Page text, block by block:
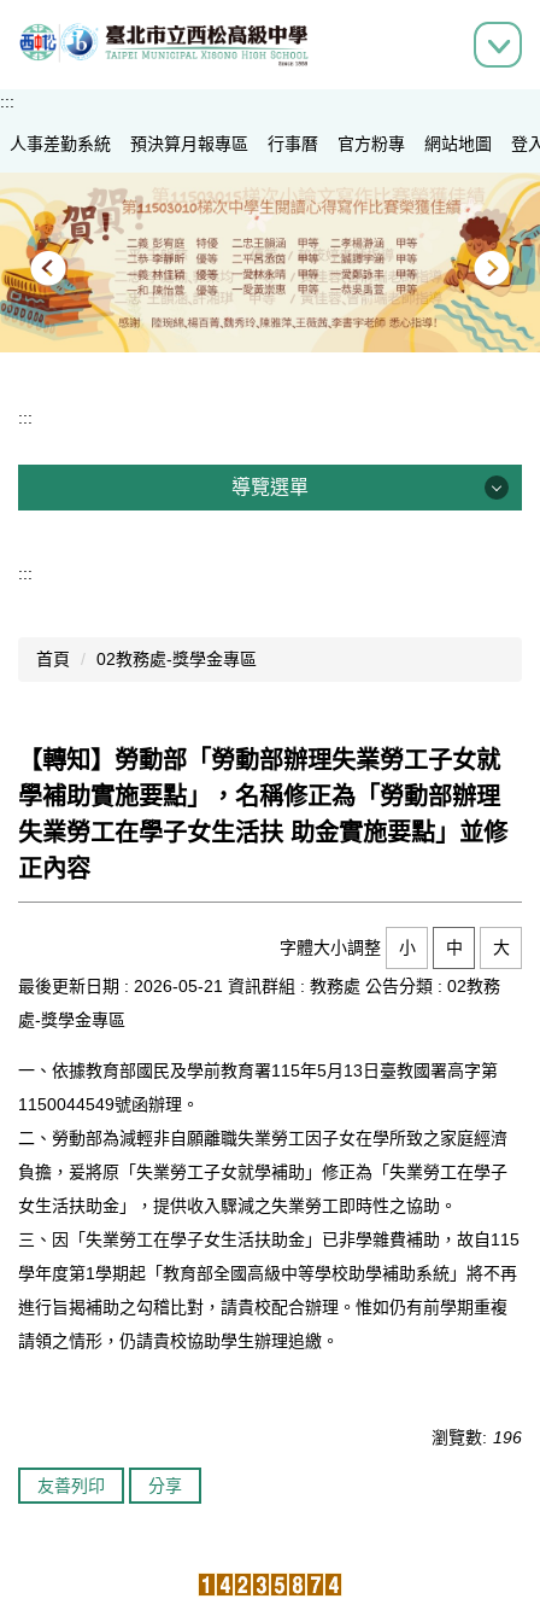
到
容
區
:::
人事差勤系統 預決算月報專區 行事曆 官方粉專 網站地圖 登
:::
導覽選單
認識西松
文件資料
西松亮點
網站管理
家長會
家長專區
教育品質保證
:::
首頁 02教務處-獎學金專區
【轉知】勞動部「勞動部辦理失業勞工子女就
學補助實施要點」，名稱修正為「勞動部辦理
失業勞工在學子女生活扶 助金實施要點」並修
正內容
字體大小調整 小 中
大
最後更新日期 : 2026-05-21 資訊群組 : 教務處 公告分類 : 02教務
處-獎學金專區
一、依據教育部國民及學前教育署115年5月13日臺教國署高字第
1150044549號函辦理。
二、勞動部為減輕非自願離職失業勞工因子女在學所致之家庭經濟
負擔，爰將原「失業勞工子女就學補助」修正為「失業勞工在學子
女生活扶助金」，提供收入驟減之失業勞工即時性之協助。
三、因「失業勞工在學子女生活扶助金」已非學雜費補助，故自115
學年度第1學期起「教育部全國高級中等學校助學補助系統」將不再
進行旨揭補助之勾稽比對，請貴校配合辦理。惟如仍有前學期重複
請領之情形，仍請貴校協助學生辦理追繳。
瀏覽數: 196
友善列印 分享